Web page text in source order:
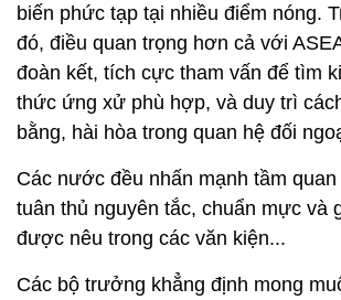
biến phức tạp tại nhiều điểm nóng.
đó, điều quan trọng hơn cả với
đoàn kết, tích cực tham vấn để tìm
thức ứng xử phù hợp, và duy trì
bằng, hài hòa trong quan hệ đối
Các nước đều nhấn mạnh tầm
tuân thủ nguyên tắc, chuẩn mực và
được nêu trong các văn kiện...
Các bộ trưởng khẳng định mong